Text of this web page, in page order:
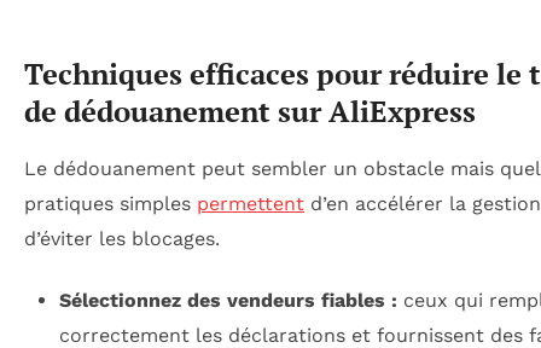
Techniques efficaces pour réduire le
de dédouanement sur AliExpress
Le dédouanement peut sembler un obstacle mais
pratiques simples permettent d’en accélérer la
d’éviter les blocages.
Sélectionnez des vendeurs fiables : ceux qui
correctement les déclarations et fournissent des